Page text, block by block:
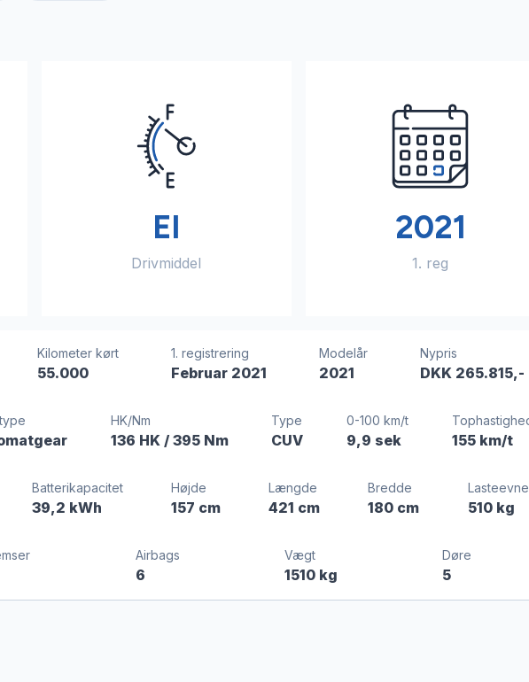
El
Drivmiddel
2021
1. reg
Kilometer kørt
55.000
1. registrering
Februar 2021
Modelår
2021
Nypris
DKK 265.815,-
HK/Nm
136 HK / 395 Nm
Type
CUV
0-100 km/t
9,9 sek 155 km/t
Batterikapacitet
39,2 kWh
Højde
157 cm
Længde
421 cm
Bredde
180 cm
Lasteevne
510 kg
Airbags
6
Vægt
1510 kg
Døre
5